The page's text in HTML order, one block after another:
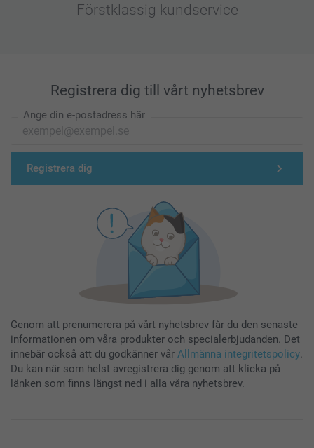
Förstklassig kundservice
Registrera dig till vårt nyhetsbrev
Ange din e-postadress här
Registrera dig
Genom att prenumerera på vårt nyhetsbrev får du den senaste
informationen om våra produkter och specialerbjudanden. Det
innebär också att du godkänner vår Allmänna integritetspolicy.
Du kan när som helst avregistrera dig genom att klicka på
länken som finns längst ned i alla våra nyhetsbrev.